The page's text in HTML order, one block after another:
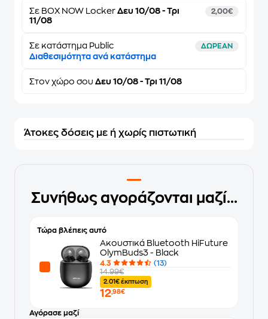
Σε BOX NOW Locker Δευ 10/08 - Τρι
11/08
2,00€
Σε κατάστημα Public ΔΩΡΕΑΝ
Διαθεσιμότητα ανά κατάστημα
Στον χώρο σου Δευ 10/08 - Τρι 11/08
Άτοκες δόσεις με ή χωρίς πιστωτική
Συνήθως αγοράζονται μαζί...
Τώρα βλέπεις αυτό
Ακουστικά Bluetooth HiFuture
OlymBuds3 - Black
4.3
(13)
14.99€
2.01€ έκπτωση
12,98€
Αγόρασε μαζί